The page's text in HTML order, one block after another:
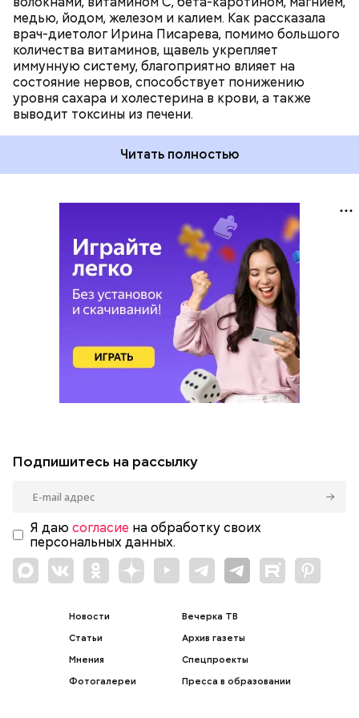
медью, йодом, железом и калием. Как рассказала
врач-диетолог Ирина Писарева, помимо большого
количества витаминов, щавель укрепляет
иммунную систему, благоприятно влияет на
состояние нервов, способствует понижению
уровня сахара и холестерина в крови, а также
выводит токсины из печени.
Читать полностью
Подпишитесь на рассылку
Я даю согласие на обработку своих
персональных данных.
Новости
Статьи
Мнения
Фотогалереи
Вечерка ТВ
Архив газеты
Спецпроекты
Пресса в образовании